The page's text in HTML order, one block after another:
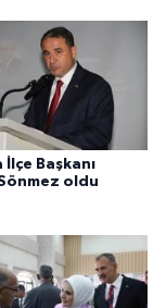
İlçe Başkanı
oldu